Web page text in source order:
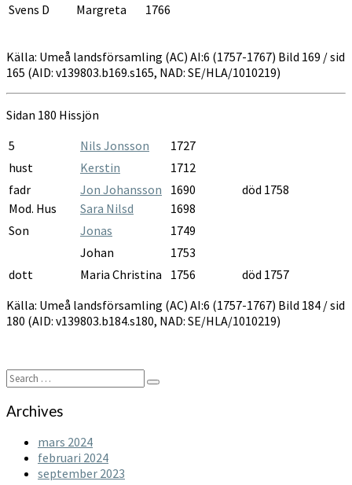
Svens D Margreta 1766
Källa: Umeå landsförsamling (AC) AI:6 (1757-1767) Bild 169 / sid
165 (AID: v139803.b169.s165, NAD: SE/HLA/1010219)
Sidan 180 Hissjön
5
Nils Jonsson
1727
hust
Kerstin
1712
fadr
Jon Johansson 1690
död 1758
Mod. Hus
Sara Nilsd
1698
Son
Jonas
1749
Johan
1753
dott
Maria Christina 1756
död 1757
Källa: Umeå landsförsamling (AC) AI:6 (1757-1767) Bild 184 / sid
180 (AID: v139803.b184.s180, NAD: SE/HLA/1010219)
Search
for:
Search
Archives
mars 2024
februari 2024
september 2023